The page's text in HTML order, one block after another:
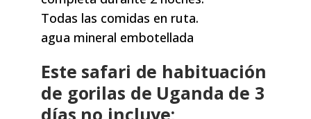
Todas las comidas en ruta.
agua mineral embotellada
Este safari de habituación
de gorilas de Uganda de 3